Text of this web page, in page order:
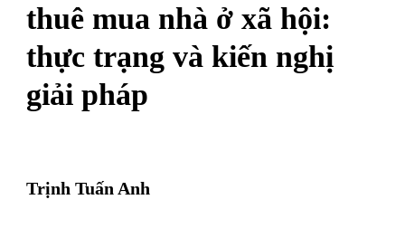
thuê mua nhà ở xã hội:
thực trạng và kiến nghị
giải pháp
Trịnh Tuấn Anh